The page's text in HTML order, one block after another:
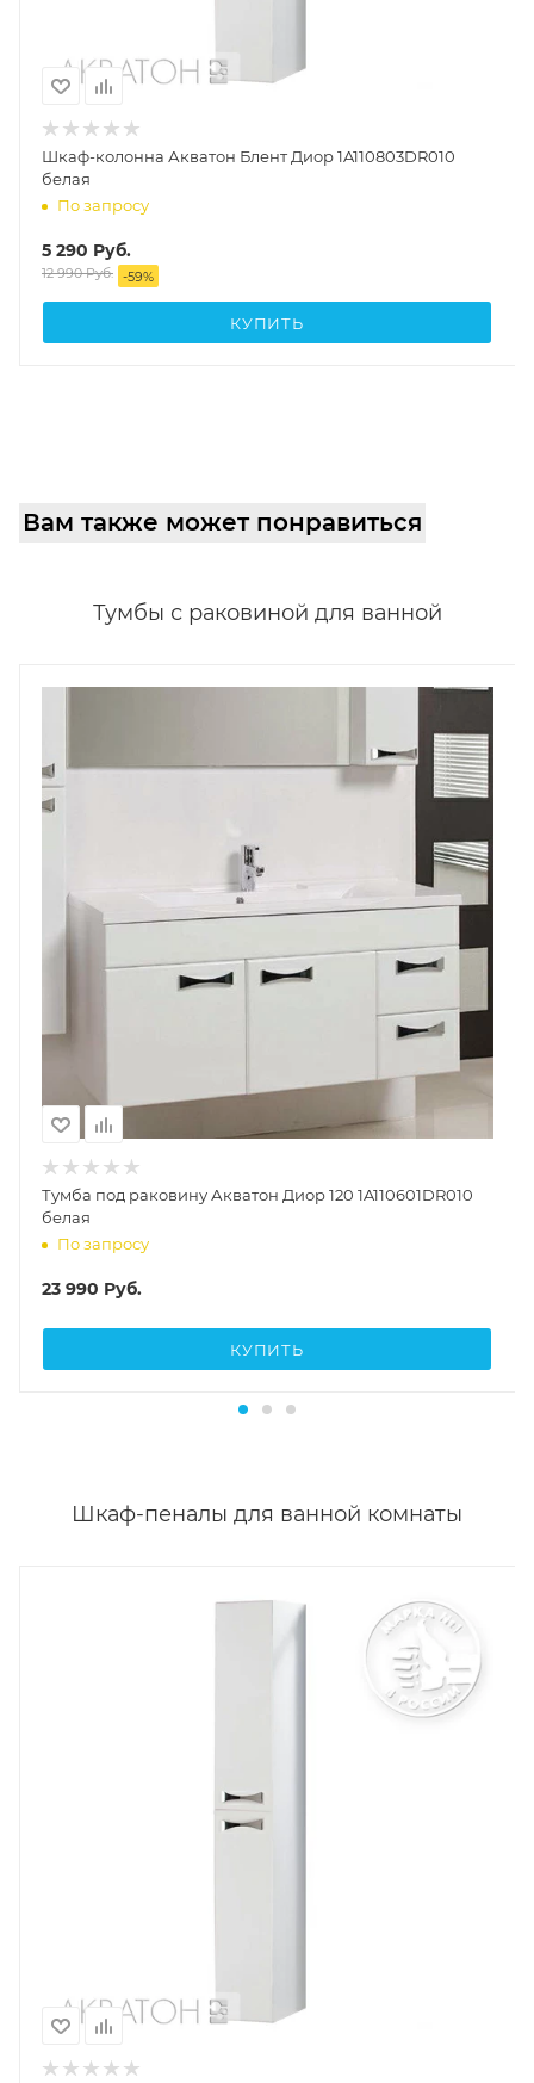
Шкаф-колонна Акватон Блент Диор 1A110803DR010
белая
По запросу
5 290 Руб.
12 990Руб. -59%
КУПИТЬ
Вам также может понравиться
Тумбы с раковиной для ванной
Тумба под раковину Акватон Диор 120 1A110601DR010
белая
По запросу
23 990 Руб.
КУПИТЬ
Шкаф-пеналы для ванной комнаты